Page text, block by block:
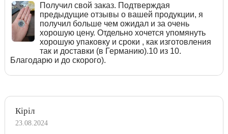
Получил свой заказ. Подтверждая
предыдущие отзывы о вашей продукции, я
получил больше чем ожидал и за очень
хорошую цену. Отдельно хочется упомянуть
хорошую упаковку и сроки , как изготовления
так и доставки (в Германию).10 из 10.
Благодарю и до скорого).
Кіріл
23.08.2024